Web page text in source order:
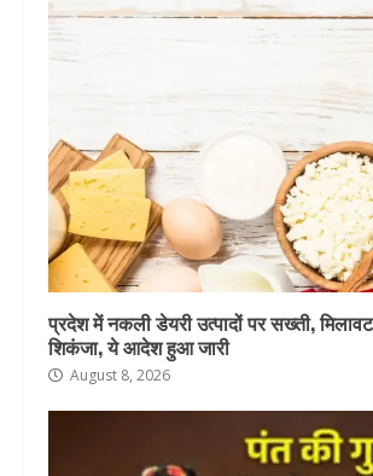
प्रदेश में नकली डेयरी उत्पादों पर सख्ती,
शिकंजा, ये आदेश हुआ जारी
August 8, 2026